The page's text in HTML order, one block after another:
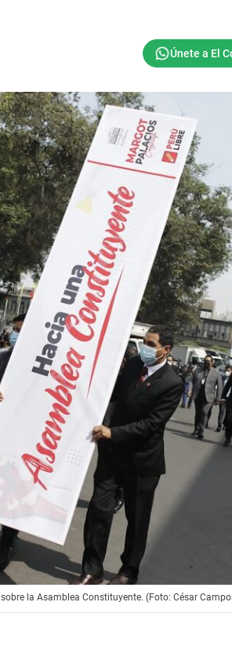
la Asamblea Constituyente. (Foto: César